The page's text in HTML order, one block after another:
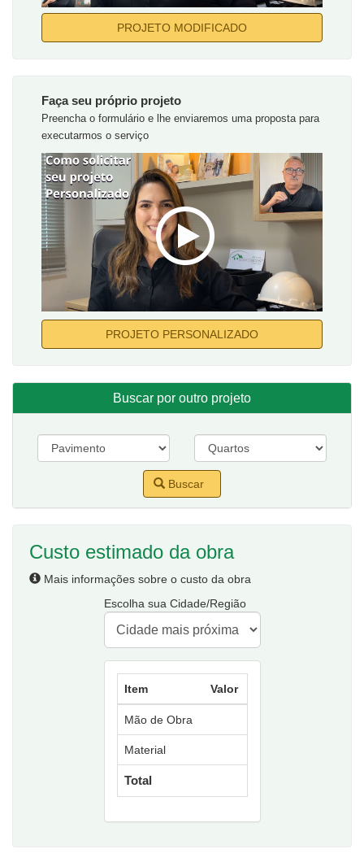
PROJETO MODIFICADO
Faça seu próprio projeto
Preencha o formulário e lhe enviaremos uma proposta para
executarmos o serviço
PROJETO PERSONALIZADO
Buscar por outro projeto
Buscar
Custo estimado da obra
Mais informações sobre o custo da obra
Escolha sua Cidade/Região
Item Valor
Mão de Obra
Material
Total